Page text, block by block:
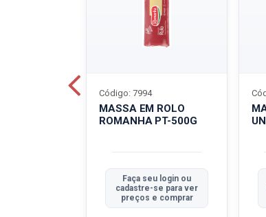
MASSA EM ROLO
ROMANHA PT-500G
Código: 7994
Faça seu login ou
cadastre-se para ver
preços e comprar